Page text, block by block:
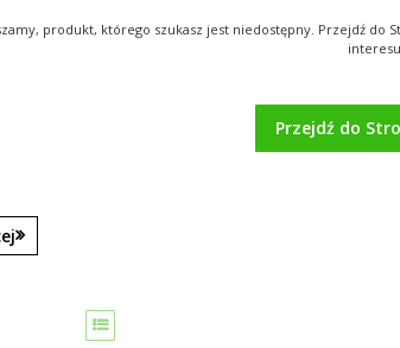
produkt, którego szukasz jest niedostępny. Przejdź do
Przejdź do